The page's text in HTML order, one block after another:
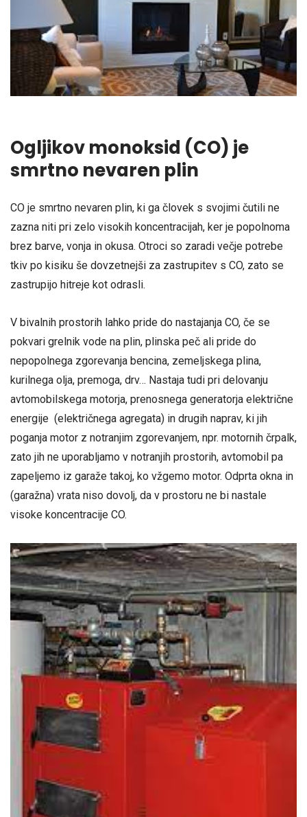
Ogljikov monoksid (CO) je
smrtno nevaren plin
CO je smrtno nevaren plin, ki ga človek s svojimi čutili ne
zazna niti pri zelo visokih koncentracijah, ker je popolnoma
brez barve, vonja in okusa. Otroci so zaradi večje potrebe
tkiv po kisiku še dovzetnejši za zastrupitev s CO, zato se
zastrupijo hitreje kot odrasli.
V bivalnih prostorih lahko pride do nastajanja CO, če se
pokvari grelnik vode na plin, plinska peč ali pride do
nepopolnega zgorevanja bencina, zemeljskega plina,
kurilnega olja, premoga, drv… Nastaja tudi pri delovanju
avtomobilskega motorja, prenosnega generatorja električne
energije (električnega agregata) in drugih naprav, ki jih
poganja motor z notranjim zgorevanjem, npr. motornih črpalk,
zato jih ne uporabljamo v notranjih prostorih, avtomobil pa
zapeljemo iz garaže takoj, ko vžgemo motor. Odprta okna in
(garažna) vrata niso dovolj, da v prostoru ne bi nastale
visoke koncentracije CO.